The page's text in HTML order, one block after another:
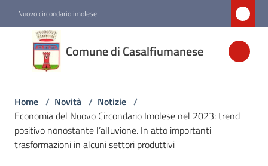
Nuovo circondario imolese
Comune di Casalfiumanese
Comune di
Casalfiumanese
Amministrazione
Novità
Home / Novità / Notizie /
Economia del Nuovo Circondario Imolese nel 2023: trend
positivo nonostante l’alluvione. In atto importanti
trasformazioni in alcuni settori produttivi